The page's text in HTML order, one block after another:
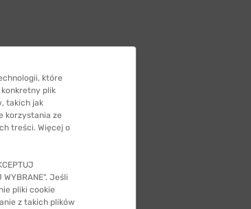
które
plik
takich jak
korzystania ze
treści. Więcej o
Jeśli
pliki cookie
z takich plików